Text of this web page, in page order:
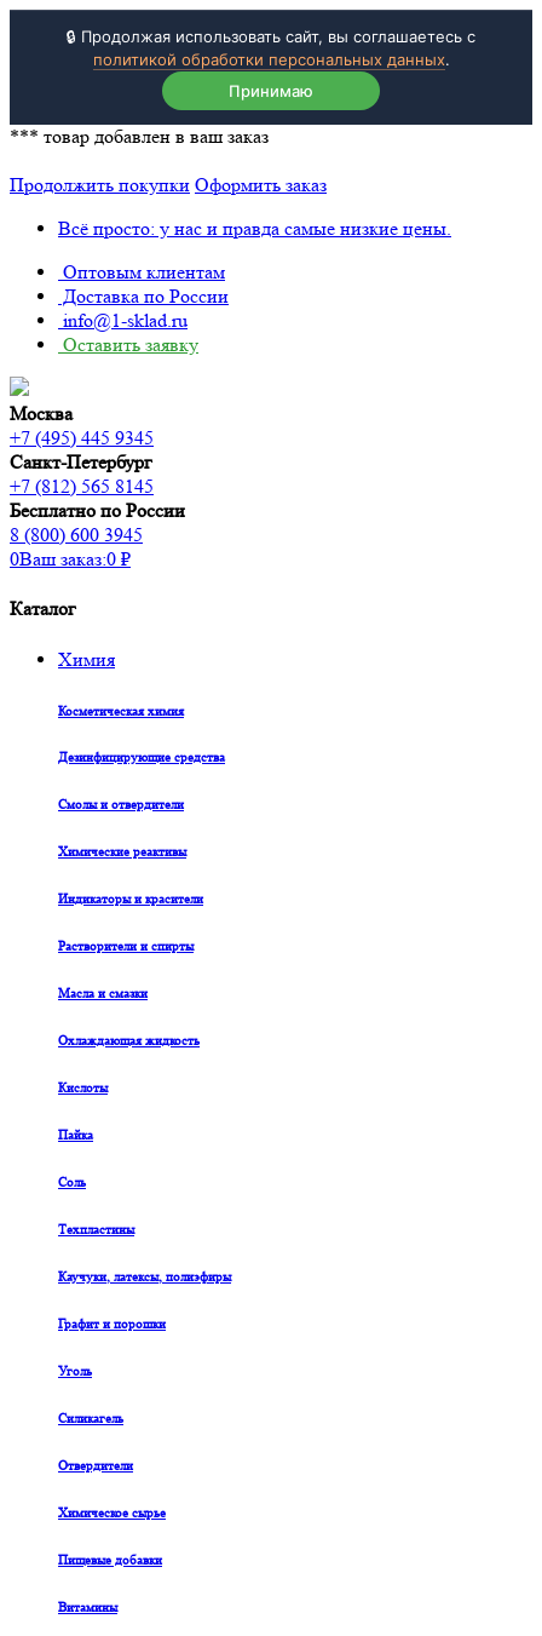
🔒 Продолжая использовать сайт, вы соглашаетесь с
политикой обработки персональных данных.
Принимаю
*** товар добавлен в ваш заказ
Продолжить покупки Оформить заказ
Всё просто: у нас и правда самые низкие цены.
Оптовым клиентам
Доставка по России
info@1-sklad.ru
Оставить заявку
Москва
+7 (495) 445 9345
Санкт-Петербург
+7 (812) 565 8145
Бесплатно по России
8 (800) 600 3945
0Ваш заказ:0 ₽
Каталог
Химия
Косметическая химия
Дезинфицирующие средства
Смолы и отвердители
Химические реактивы
Индикаторы и красители
Растворители и спирты
Масла и смазки
Охлаждающая жидкость
Кислоты
Пайка
Соль
Техпластины
Каучуки, латексы, полиэфиры
Графит и порошки
Уголь
Силикагель
Отвердители
Химическое сырье
Пищевые добавки
Витамины